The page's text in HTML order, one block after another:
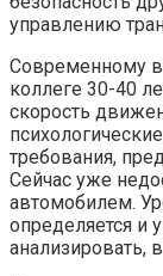
управлению
Современному
коллеге 30-40
скорость
требования,
Сейчас уже
автомобилем.
определяется и
анализировать,